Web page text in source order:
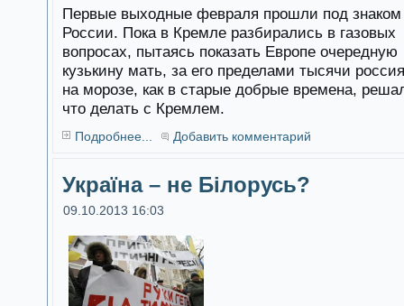
Первые выходные февраля прошли под знаком
России. Пока в Кремле разбирались в газовых
вопросах, пытаясь показать Европе очередную
кузькину мать, за его пределами тысячи
на морозе, как в старые добрые времена,
что делать с Кремлем.
Подробнее... Добавить комментарий
Україна – не Білорусь?
09.10.2013 16:03